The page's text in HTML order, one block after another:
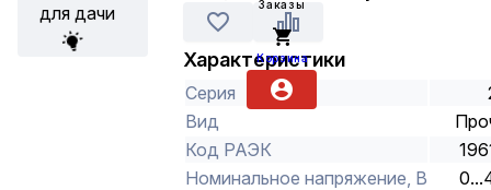
Заказы
Корзина
для дачи
Характеристики
Серия
Вид
Код РАЭК
Номинальное напряжение, В